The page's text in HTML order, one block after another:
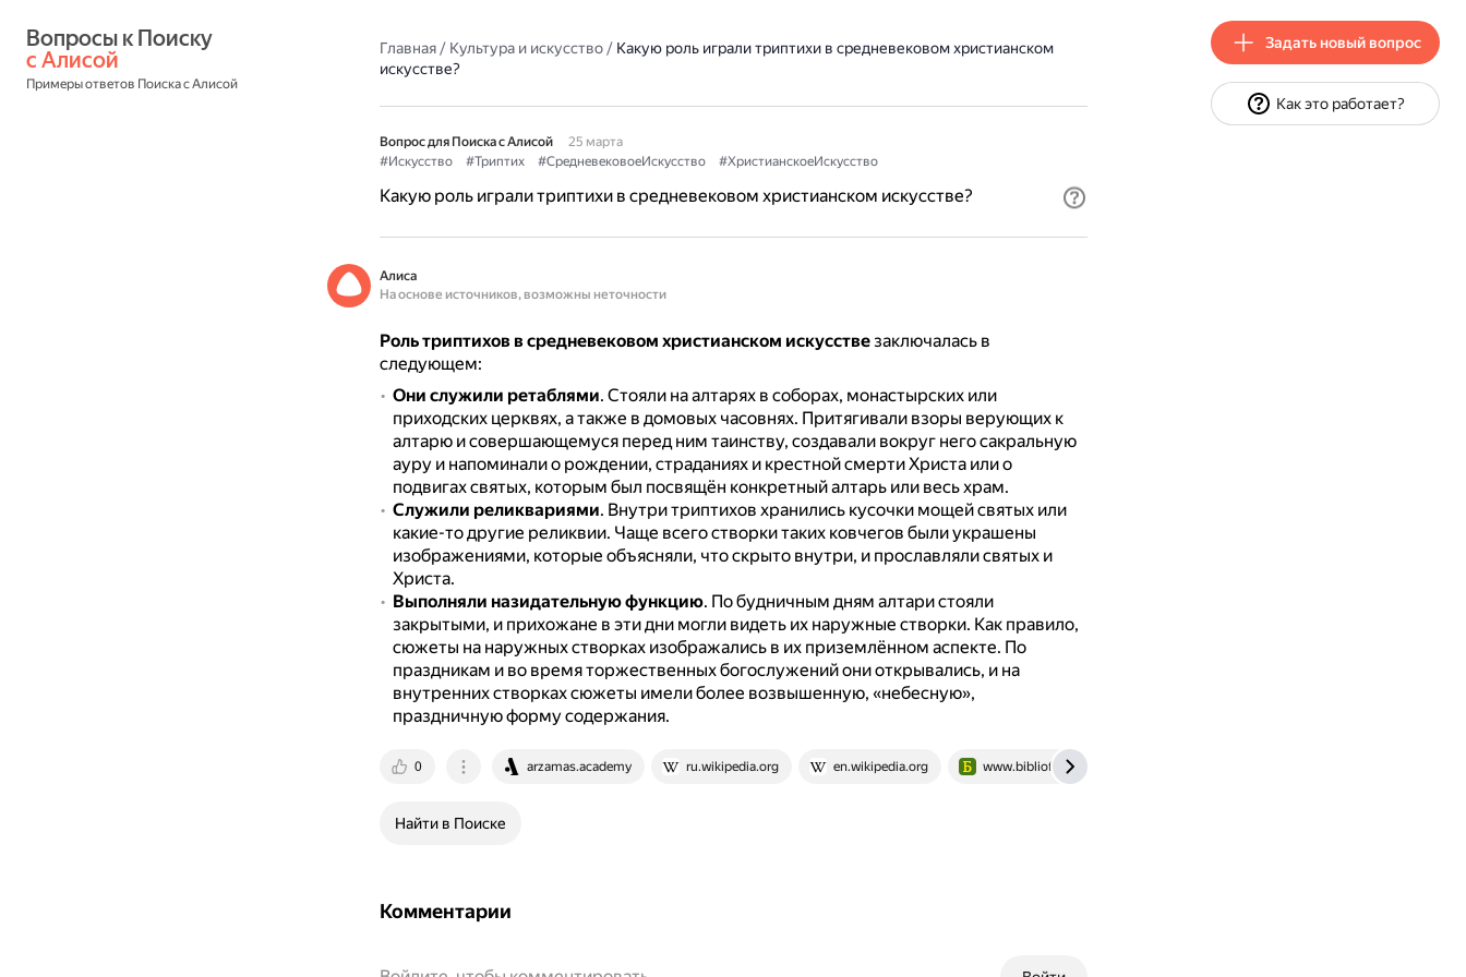
с Алисой
Примеры ответов Поиска с Алисой
Главная/ Культура и искусство/ Какую роль играли триптихи в средневековом христианском
искусстве?
Вопрос для Поиска с Алисой
25 марта
#Искусство
#Триптих #СредневековоеИскусство #ХристианскоеИскусство
Какую роль играли триптихи в средневековом христианском искусстве?
Алиса
На основе источников, возможны неточности
Роль триптихов в средневековом христианском искусствезаключалась в
следующем:
Они служили ретаблями. Стояли на алтарях в соборах, монастырских или
приходских церквях, а также в домовых часовнях. Притягивали взоры верующих к
алтарю и совершающемуся перед ним таинству, создавали вокруг него сакральную
ауру и напоминали о рождении, страданиях и крестной смерти Христа или о
подвигах святых, которым был посвящён конкретный алтарь или весь храм.
Служили реликвариями. Внутри триптихов хранились кусочки мощей святых или
какие-то другие реликвии. Чаще всего створки таких ковчегов были украшены
изображениями, которые объясняли, что скрыто внутри, и прославляли святых и
Христа.
Выполняли назидательную функцию. По будничным дням алтари стояли
закрытыми, и прихожане в эти дни могли видеть их наружные створки. Как правило,
сюжеты на наружных створках изображались в их приземлённом аспекте. По
праздникам и во время торжественных богослужений они открывались, и на
внутренних створках сюжеты имели более возвышенную, «небесную»,
праздничную форму содержания.
0 arzamas.academy ru.wikipedia.org en.wikipedia.org www.bibliofond.ru
Найти в Поиске
Комментарии
Задать новый вопрос
Как это работает?